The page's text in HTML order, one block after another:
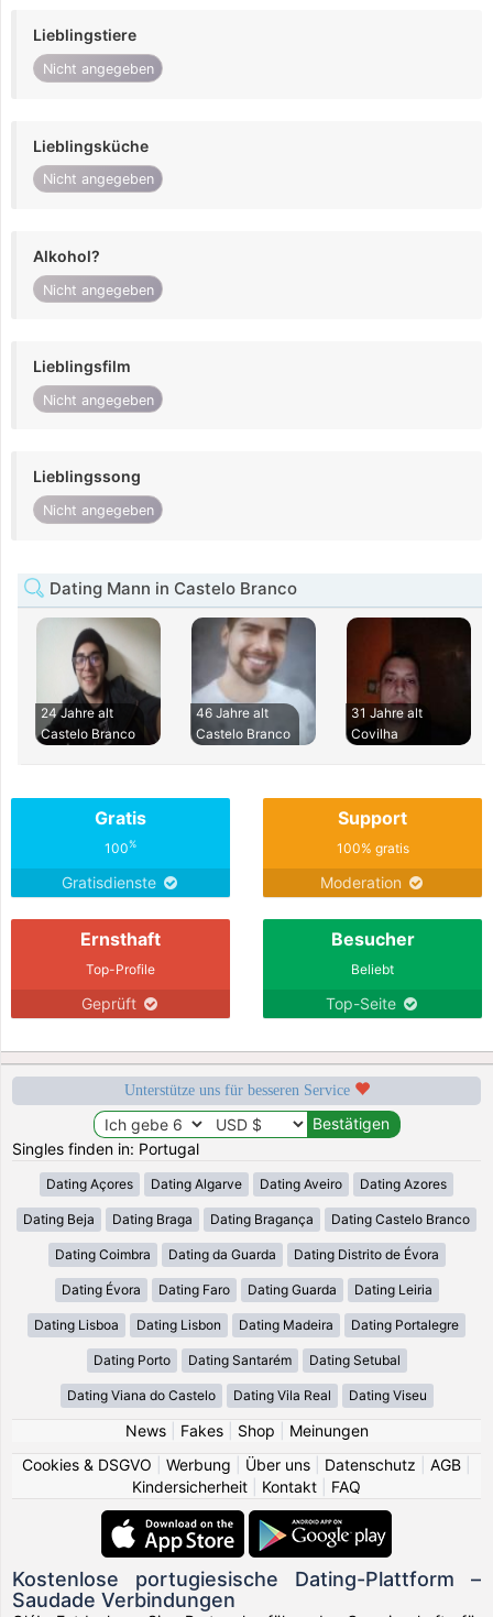
Lieblingstiere
Nicht angegeben
Lieblingsküche
Nicht angegeben
Alkohol?
Nicht angegeben
Lieblingsfilm
Nicht angegeben
Lieblingssong
Nicht angegeben
Dating Mann in Castelo Branco
24 Jahre alt
Castelo Branco
46 Jahre alt
Castelo Branco
31 Jahre alt
Covilha
Gratis
100%
Gratisdienste
Support
100% gratis
Moderation
Ernsthaft
Top-Profile
Geprüft
Besucher
Beliebt
Top-Seite
Unterstütze uns für besseren Service
Singles finden in: Portugal
Dating Açores Dating Algarve Dating Aveiro Dating Azores
Dating Beja Dating Braga Dating Bragança Dating Castelo Branco
Dating Coimbra Dating da Guarda Dating Distrito de Évora
Dating Évora Dating Faro Dating Guarda Dating Leiria
Dating Lisboa Dating Lisbon Dating Madeira Dating Portalegre
Dating Porto Dating Santarém Dating Setubal
Dating Viana do Castelo Dating Vila Real Dating Viseu
News| Fakes| Shop
Meinungen
Cookies & DSGVO
Werbung Über uns Datenschutz AGB
Kindersicherheit
Kontakt FAQ
Kostenlose portugiesische Dating-Plattform –
Saudade Verbindungen